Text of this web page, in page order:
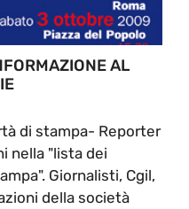
AL
di stampa- Reporter
nella "lista dei
Giornalisti, Cgil,
della società